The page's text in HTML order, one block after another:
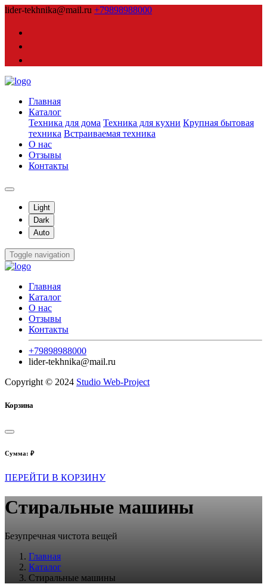
lider-tekhnika@mail.ru +79898988000
Главная
Каталог
Техника для дома Техника для кухни Крупная бытовая
техника Встраиваемая техника
О нас
Отзывы
Контакты
Light
Dark
Auto
Toggle navigation
Главная
Каталог
О нас
Отзывы
Контакты
+79898988000
lider-tekhnika@mail.ru
Copyright © 2024 Studio Web-Project
Корзина
Сумма: ₽
ПЕРЕЙТИ В КОРЗИНУ
Стиральные машины
Безупречная чистота вещей
Главная
Каталог
Стиральные машины